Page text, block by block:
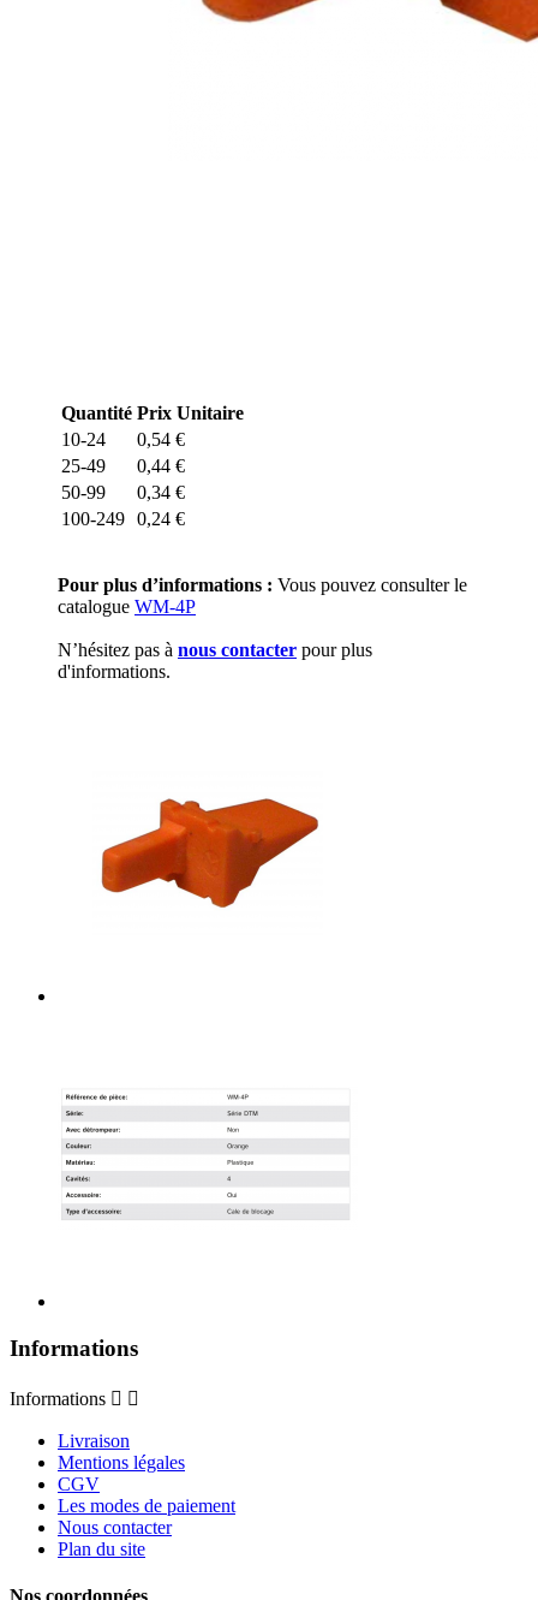
Quantité Prix Unitaire
10-24
0,54 €
25-49
0,44 €
50-99
0,34 €
100-249 0,24 €
Pour plus d’informations : Vous pouvez consulter le
catalogue WM-4P
N’hésitez pas à nous contacter pour plus
d'informations.
Informations
Informations  
Livraison
Mentions légales
CGV
Les modes de paiement
Nous contacter
Plan du site